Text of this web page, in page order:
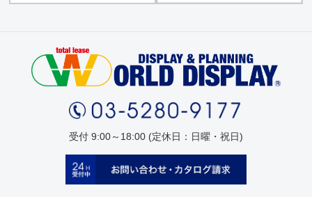
受付 9:00～18:00 (定休日：日曜・祝日)